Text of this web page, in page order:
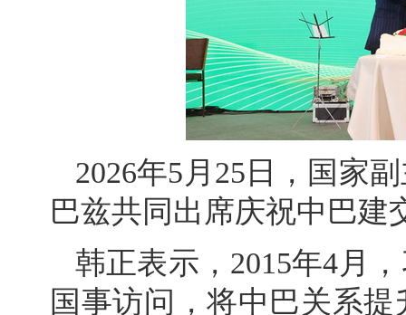
2026年5月25日，国家
巴兹共同出席庆祝中巴建
韩正表示，2015年4月
国事访问，将中巴关系